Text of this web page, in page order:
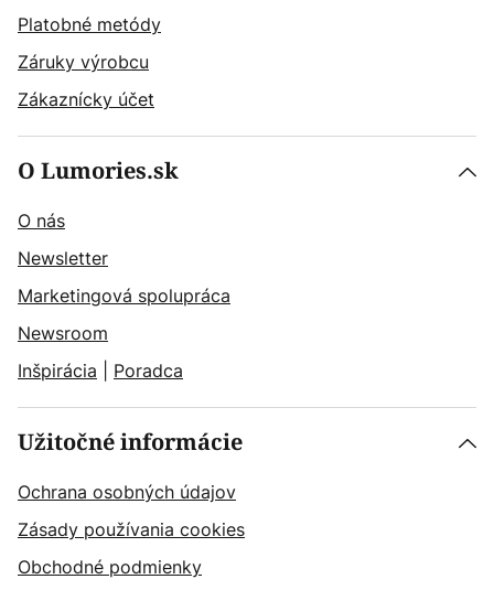
Platobné metódy
Záruky výrobcu
Zákaznícky účet
O Lumories.sk
O nás
Newsletter
Marketingová spolupráca
Newsroom
Inšpirácia
Poradca
Užitočné informácie
Ochrana osobných údajov
Zásady používania cookies
Obchodné podmienky